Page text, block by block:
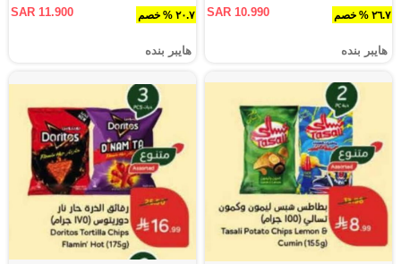
٢٦.٧ % خصم SAR 10.990
هايبر بنده
٢٠.٧ % خصم SAR 11.900
هايبر بنده